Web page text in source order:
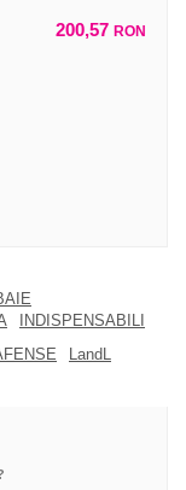
200,57 RON
INDISPENSABILI
LandL